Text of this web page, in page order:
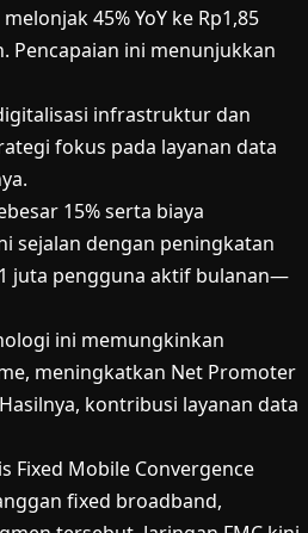
45% YoY ke Rp1,85
Pencapaian ini menunjukkan
infrastruktur dan
fokus pada layanan data
15% serta biaya
sejalan dengan peningkatan
juta pengguna aktif bulanan—
ini memungkinkan
meningkatkan Net Promoter
kontribusi layanan data
Fixed Mobile Convergence
fixed broadband,